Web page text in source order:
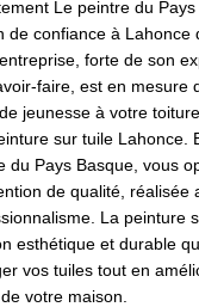
Le peintre du
de confiance à Lahonce
forte de son
faire, est en mesure
jeunesse à votre
sur tuile Lahonce.
du Pays Basque, vous
de qualité, réalisée
La peinture
esthétique et durable
vos tuiles tout en
votre maison.